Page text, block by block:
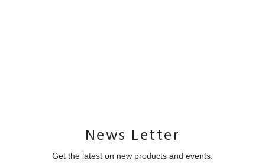
News Letter
Get the latest on new products and events.